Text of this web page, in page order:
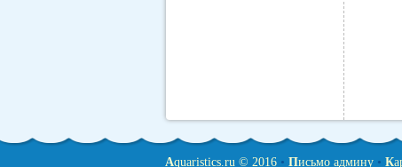
Aquaristics.ru © 2016• Письмо админу• К